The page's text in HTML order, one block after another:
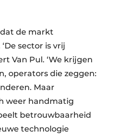
de markt
sector is vrij
Van Pul. ‘We krijgen
operators die zeggen:
Maar
weer handmatig
betrouwbaarheid
technologie